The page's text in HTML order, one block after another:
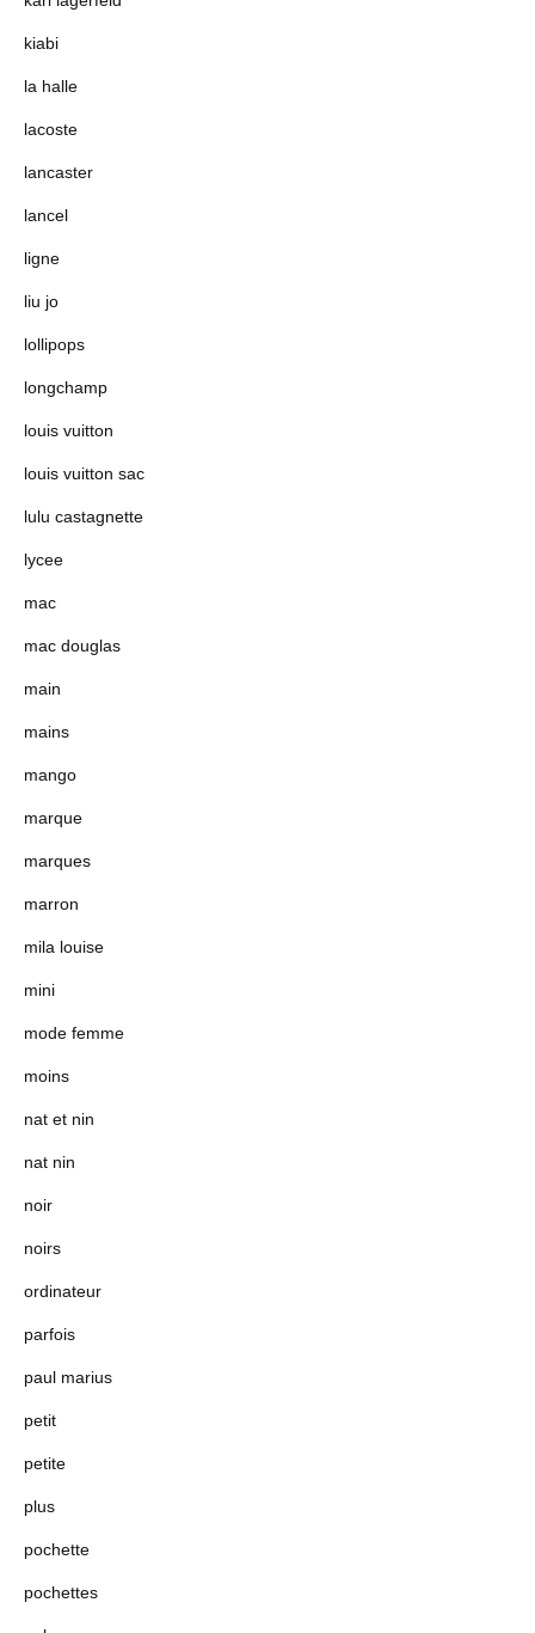
kiabi
la halle
lacoste
lancaster
lancel
ligne
liu jo
lollipops
longchamp
louis vuitton
louis vuitton sac
lulu castagnette
lycee
mac
mac douglas
main
mains
mango
marque
marques
marron
mila louise
mini
mode femme
moins
nat et nin
nat nin
noir
noirs
ordinateur
parfois
paul marius
petit
petite
plus
pochette
pochettes